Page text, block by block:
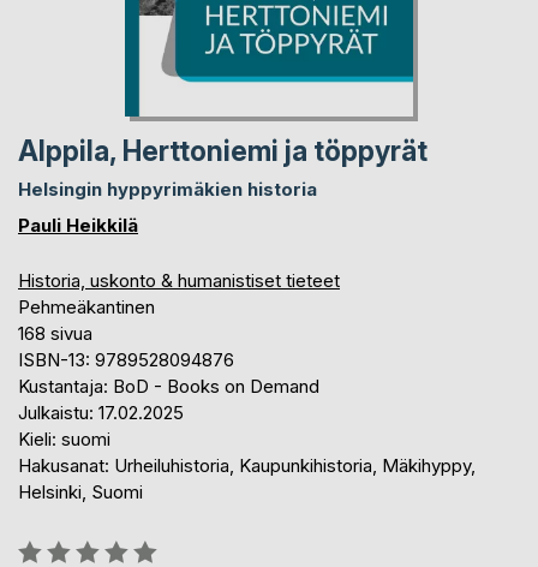
Alppila, Herttoniemi ja töppyrät
Helsingin hyppyrimäkien historia
Pauli Heikkilä
Historia, uskonto & humanistiset tieteet
Pehmeäkantinen
168 sivua
ISBN-13: 9789528094876
Kustantaja: BoD - Books on Demand
Julkaistu: 17.02.2025
Kieli: suomi
Hakusanat: Urheiluhistoria, Kaupunkihistoria, Mäkihyppy,
Helsinki, Suomi
Arvostelu::